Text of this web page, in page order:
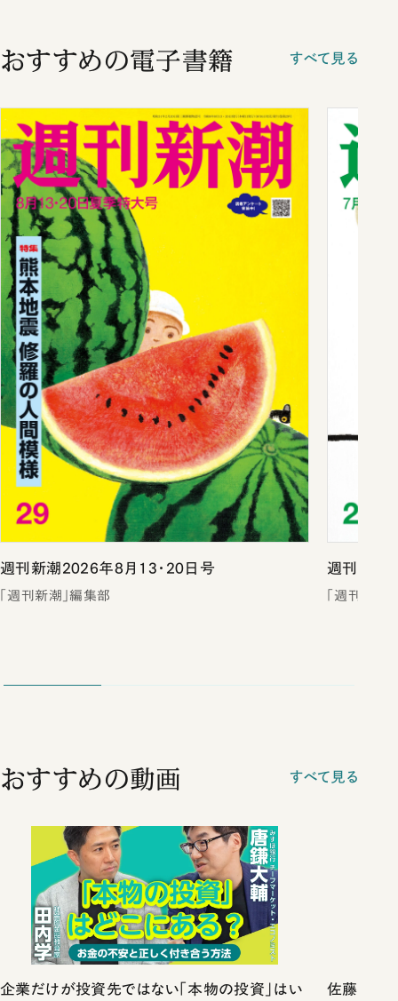
おすすめの電子書籍 すべて見る
週刊新潮2026年8月13・20日号
「週刊新潮」編集部
週刊新潮
「週刊新潮
おすすめの動画 すべて見る
企業だけが投資先ではない「本物の投資」はい
佐藤優vs